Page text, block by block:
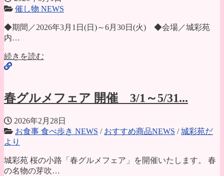
催し物 NEWS
◆期間／2026年3月1日(日)～6月30日(火) ◆会場／城彩苑
内…
続きを読む
春グルメフェア 開催 3/1～5/31...
2026年2月28日
お食事 食べ歩き NEWS / おすすめ商品NEWS /城彩苑だ
より
城彩苑 桜の小路「春グルメフェア」を開催いたします。 春
の名物の芽吹…